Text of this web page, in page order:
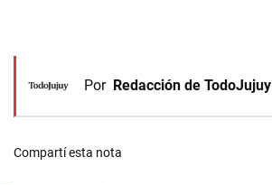
Por Redacción de TodoJujuy
Compartí esta nota